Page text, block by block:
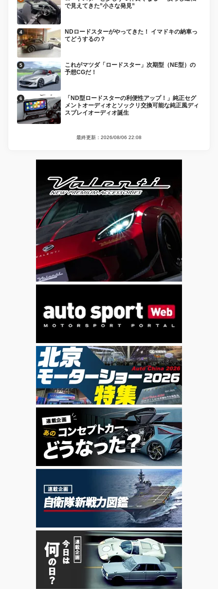
で見えてきた”小さな発見”
NDロードスターがやってきた！ イマドキの納車っ
てどうするの？
これがマツダ「ロードスター」次期型（NE型）の
予想CGだ！
「ND型ロードスターの利便性アップ！」純正セグ
メントオーディオとソックリ交換可能な純正風ディ
スプレイオーディオ誕生
最終更新：2026/08/06 22:08